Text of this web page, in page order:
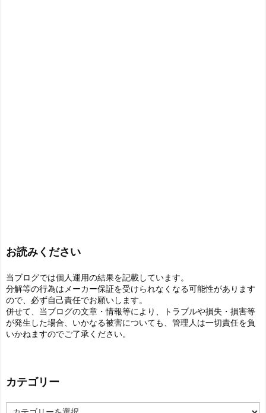
お読みください
当ブログでは個人運用の結果を記載しています。
分解等の行為はメーカー保証を受けられなくなる可能性があります
ので、必ず自己責任でお願いします。
併せて、当ブログの文章・情報等により、トラブルや損失・損害等
が発生した場合、いかなる被害についても、管理人は一切責任を負
いかねますのでご了承ください。
カテゴリー